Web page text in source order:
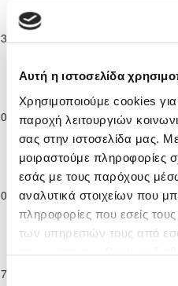
Αυτή η ιστοσελίδα
Χρησιμοποιούμε cookies
παροχή λειτουργιών
σας στην ιστοσελίδα μας.
μοιραστούμε πληροφορίες
εσάς με τους παρόχους
αναλυτικά στοιχείων που
πληροφορίες που εσείς
των υπηρεσιών τους από
Επιλογή
12-2025
2025/26
12-2025
Ανώτατη
Κατηγορία
Παίδων
2025/26
01-2026
Ανώτατη
Κατηγορία
Παίδων
Κ-16
2025/26
01-2026
Ανώτατη